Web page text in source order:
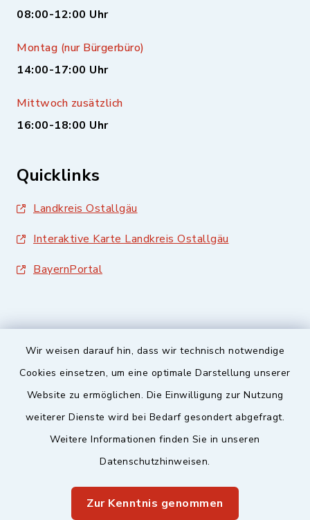
Wir weisen darauf hin, dass wir technisch notwendige
Cookies einsetzen, um eine optimale Darstellung unserer
Website zu ermöglichen. Die Einwilligung zur Nutzung
weiterer Dienste wird bei Bedarf gesondert abgefragt.
Weitere Informationen finden Sie in unseren
Datenschutzhinweisen.
Zur Kenntnis genommen
08:00-12:00 Uhr
Montag (nur Bürgerbüro)
14:00-17:00 Uhr
Mittwoch zusätzlich
16:00-18:00 Uhr
Quicklinks
Landkreis Ostallgäu
Interaktive Karte Landkreis Ostallgäu
BayernPortal
Sicherer Kontakt
Datenschutz